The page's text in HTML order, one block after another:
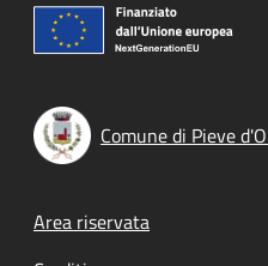
Comune di Pieve
Footer menu
Area riservata